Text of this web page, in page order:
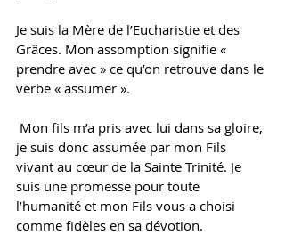
Je suis la Mère de l’Eucharistie et des
Grâces. Mon assomption signifie «
prendre avec » ce qu’on retrouve dans le
verbe « assumer ».
je suis donc assumée par mon Fils
vivant au cœur de la Sainte Trinité. Je
suis une promesse pour toute
l’humanité et mon Fils vous a choisi
comme fidèles en sa dévotion.